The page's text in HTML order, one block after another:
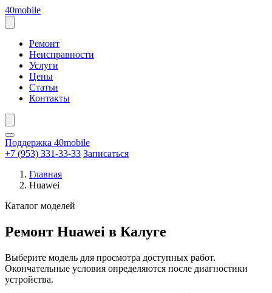
Перейти
к
содержанию
40mobile
Открыть
Ремонт
Неисправности
Услуги
Цены
Статьи
Контакты
Поддержка 40mobile
+7 (953) 331-33-33 Записаться
Главная
Huawei
Каталог моделей
Ремонт Huawei в Калуге
Выберите модель для просмотра доступных работ.
Окончательные условия определяются после диагностики
устройства.